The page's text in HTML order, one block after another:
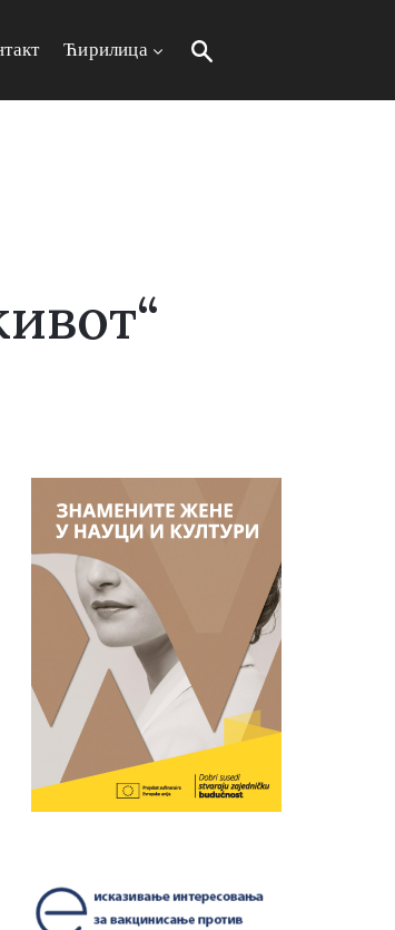
Ћирилица